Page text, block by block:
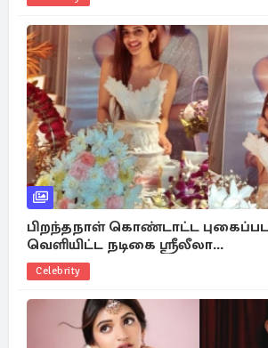
பிறந்தநாள் கொண்டாட்ட
வெளியிட்ட நடிகை ஸ்ரீலீலா...
Celebrity